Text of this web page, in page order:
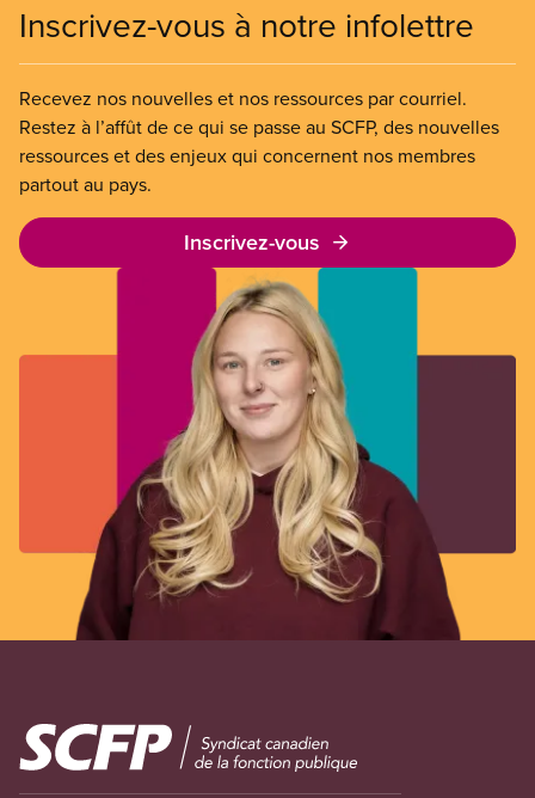
Inscrivez-vous à notre infolettre
Recevez nos nouvelles et nos ressources par courriel.
Restez à l’affût de ce qui se passe au SCFP, des nouvelles
ressources et des enjeux qui concernent nos membres
partout au pays.
Inscrivez-vous
Image